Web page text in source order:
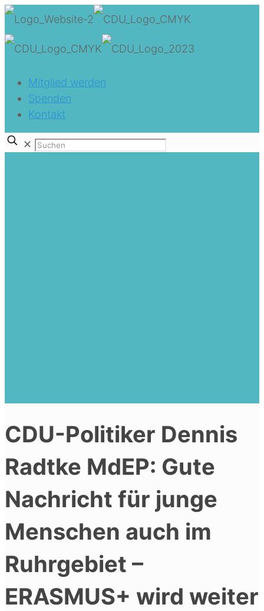
Mitglied werden
Spenden
Kontakt
✕
CDU-Politiker Dennis
Radtke MdEP: Gute
Nachricht für junge
Menschen auch im
Ruhrgebiet –
ERASMUS+ wird weiter